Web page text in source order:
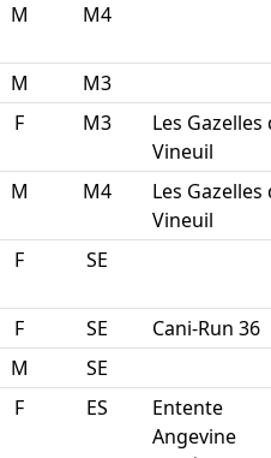
M M4
M
M3
F M3
Les Gazelles
Vineuil
M M4
Les Gazelles
Vineuil
F SE
F SE
Cani-Run 36
M
SE
F ES
Entente
Angevine